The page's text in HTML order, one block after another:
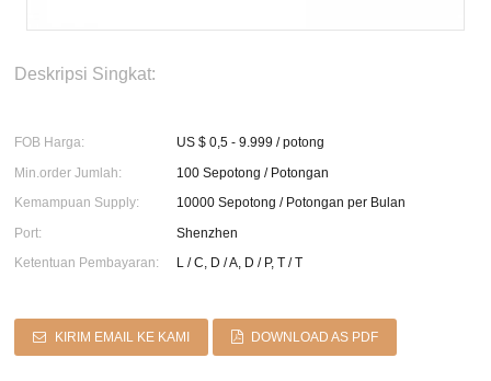
Deskripsi Singkat:
FOB Harga:
US $ 0,5 - 9.999 / potong
Min.order Jumlah:
100 Sepotong / Potongan
Kemampuan Supply:
10000 Sepotong / Potongan per Bulan
Port:
Shenzhen
Ketentuan Pembayaran:
L / C, D / A, D / P, T / T
KIRIM EMAIL KE KAMI DOWNLOAD AS PDF